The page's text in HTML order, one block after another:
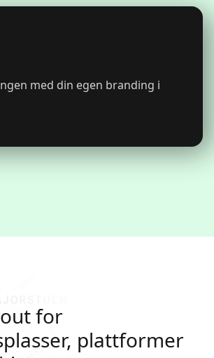
med din egen branding i
for
plattformer